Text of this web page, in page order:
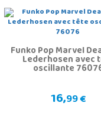
Funko Pop Marvel
Lederhosen avec
oscillante
16,99 €